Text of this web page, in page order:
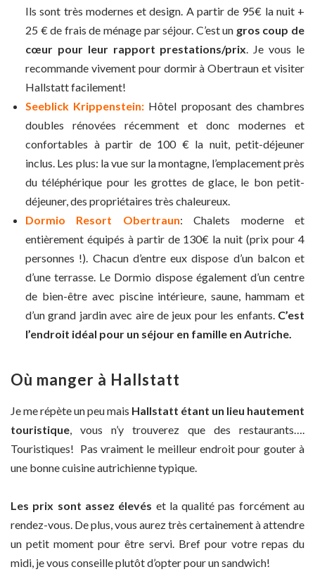
Ils sont très modernes et design. A partir de 95€ la nuit +
25 € de frais de ménage par séjour. C’est un gros coup de
cœur pour leur rapport prestations/prix. Je vous le
recommande vivement pour dormir à Obertraun et visiter
Hallstatt facilement!
Seeblick Krippenstein: Hôtel proposant des chambres
doubles rénovées récemment et donc modernes et
confortables à partir de 100 € la nuit, petit-déjeuner
inclus. Les plus: la vue sur la montagne, l’emplacement près
du téléphérique pour les grottes de glace, le bon petit-
déjeuner, des propriétaires très chaleureux.
Dormio Resort Obertraun: Chalets moderne et
entièrement équipés à partir de 130€ la nuit (prix pour 4
personnes !). Chacun d’entre eux dispose d’un balcon et
d’une terrasse. Le Dormio dispose également d’un centre
de bien-être avec piscine intérieure, saune, hammam et
d’un grand jardin avec aire de jeux pour les enfants. C’est
l’endroit idéal pour un séjour en famille en Autriche.
Où manger à Hallstatt
Je me répète un peu mais Hallstatt étant un lieu hautement
touristique, vous n’y trouverez que des restaurants….
Touristiques! Pas vraiment le meilleur endroit pour gouter à
une bonne cuisine autrichienne typique.
Les prix sont assez élevés et la qualité pas forcément au
rendez-vous. De plus, vous aurez très certainement à attendre
un petit moment pour être servi. Bref pour votre repas du
midi, je vous conseille plutôt d’opter pour un sandwich!